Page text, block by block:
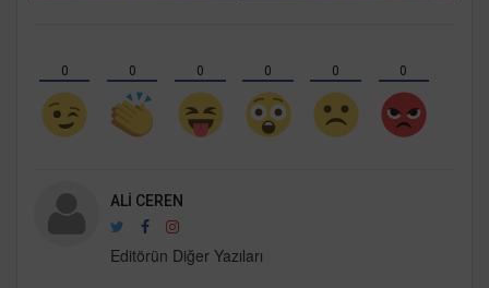
0 0 0 0 0 0
ALI CEREN
Editörün Diğer Yazıları